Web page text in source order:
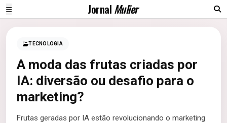
JornalMulier
TECNOLOGIA
A moda das frutas criadas por
IA: diversão ou desafio para o
marketing?
Frutas geradas por IA estão revolucionando o marketing